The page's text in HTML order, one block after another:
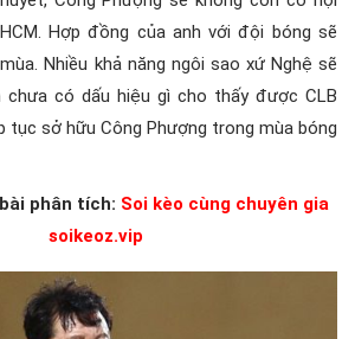
Hợp đồng của anh với đội bóng sẽ
Nhiều khả năng ngôi sao xứ Nghệ sẽ
chưa có dấu hiệu gì cho thấy được CLB
tục sở hữu Công Phượng trong mùa bóng
phân tích: Soi kèo cùng chuyên gia
soikeoz.vip